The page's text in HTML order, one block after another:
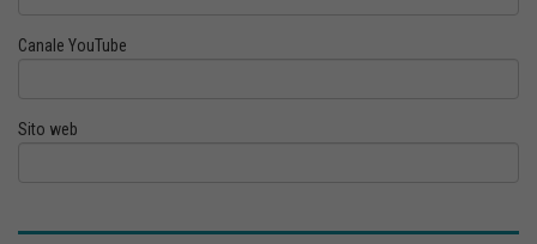
Canale YouTube
Sito web